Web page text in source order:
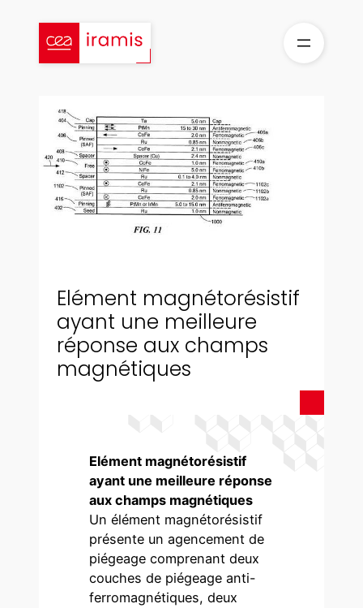
contenu
Elément magnétorésistif
ayant une meilleure
réponse aux champs
magnétiques
Elément magnétorésistif
ayant une meilleure réponse
aux champs magnétiques
Un élément magnétorésistif
présente un agencement de
piégeage comprenant deux
couches de piégeage anti-
ferromagnétiques, deux